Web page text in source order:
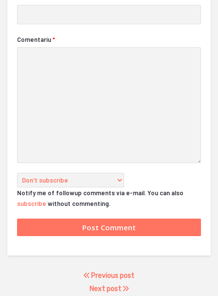
Comentariu*
Notify me of followup comments via e-mail. You can also
subscribe without commenting.
Previous post
Next post